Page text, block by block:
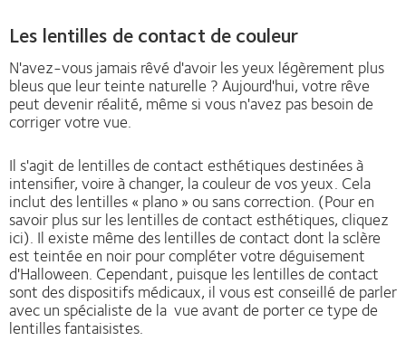
Les lentilles de contact de couleur
N'avez-vous jamais rêvé d'avoir les yeux légèrement plus
bleus que leur teinte naturelle ? Aujourd'hui, votre rêve
peut devenir réalité, même si vous n'avez pas besoin de
corriger votre vue.
Il s'agit de lentilles de contact esthétiques destinées à
intensifier, voire à changer, la couleur de vos yeux. Cela
inclut des lentilles « plano » ou sans correction. (Pour en
savoir plus sur les lentilles de contact esthétiques, cliquez
ici). Il existe même des lentilles de contact dont la sclère
est teintée en noir pour compléter votre déguisement
d'Halloween. Cependant, puisque les lentilles de contact
sont des dispositifs médicaux, il vous est conseillé de parler
avec un spécialiste de la vue avant de porter ce type de
lentilles fantaisistes.